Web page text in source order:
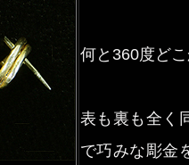
何と360度ど
表も裏も全く
で巧みな彫金